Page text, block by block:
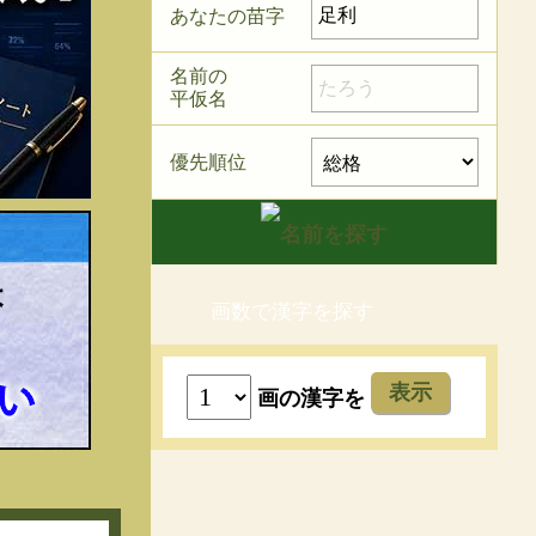
あなたの苗字
名前の
平仮名
優先順位
画数で漢字を探す
画の漢字を 表示